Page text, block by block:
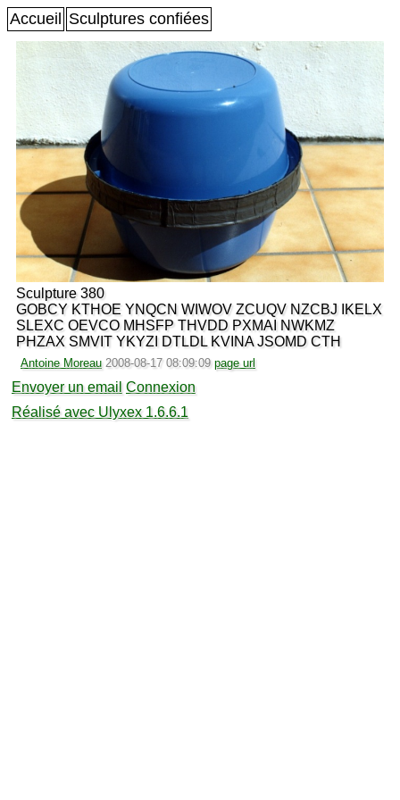
Accueil Sculptures confiées
Sculpture 380
GOBCY KTHOE YNQCN WIWOV ZCUQV NZCBJ IKELX
SLEXC OEVCO MHSFP THVDD PXMAI NWKMZ
PHZAX SMVIT YKYZI DTLDL KVINA JSOMD CTH
Antoine Moreau 2008-08-17 08:09:09 page url
Envoyer un email Connexion
Réalisé avec Ulyxex 1.6.6.1